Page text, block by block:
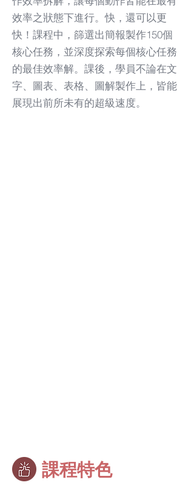
效率之狀態下進行。快，還可以更
快！課程中，篩選出簡報製作150個
核心任務，並深度探索每個核心任務
的最佳效率解。課後，學員不論在文
字、圖表、表格、圖解製作上，皆能
展現出前所未有的超級速度。
​課程特色